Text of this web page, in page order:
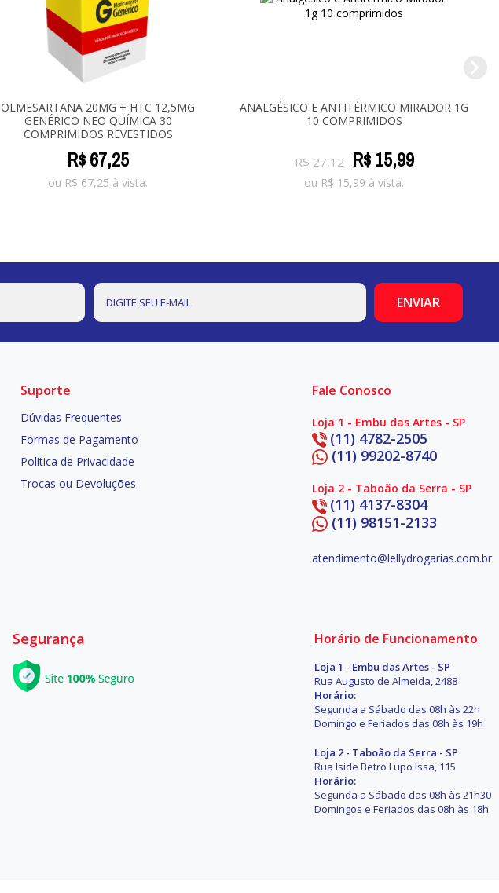
OLMESARTANA 20MG + HTC 12,5MG
GENÉRICO NEO QUÍMICA 30
COMPRIMIDOS REVESTIDOS
R$67,25
ou R$ 67,25 à vista.
ANALGÉSICO E ANTITÉRMICO MIRADOR 1G
10 COMPRIMIDOS
R$27,12 R$15,99
ou R$ 15,99 à vista.
Suporte
Dúvidas Frequentes
Formas de Pagamento
Política de Privacidade
Trocas ou Devoluções
Fale Conosco
Loja 1 - Embu das Artes - SP
(11) 4782-2505
(11) 99202-8740
Loja 2 - Taboão da Serra - SP
(11) 4137-8304
(11) 98151-2133
atendimento@lellydrogarias.com.br
Segurança Horário de Funcionamento
Loja 1 - Embu das Artes - SP
Rua Augusto de Almeida, 2488
Horário:
Segunda a Sábado das 08h às 22h
Domingo e Feriados das 08h às 19h
Loja 2 - Taboão da Serra - SP
Rua Iside Betro Lupo Issa, 115
Horário:
Segunda a Sábado das 08h às 21h30
Domingos e Feriados das 08h às 18h